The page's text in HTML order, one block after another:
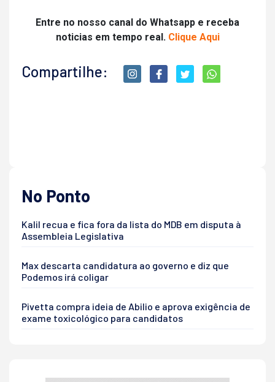
Entre no nosso canal do Whatsapp e receba
noticias em tempo real. Clique Aqui
Compartilhe:
No Ponto
Kalil recua e fica fora da lista do MDB em disputa à
Assembleia Legislativa
Max descarta candidatura ao governo e diz que
Podemos irá coligar
Pivetta compra ideia de Abilio e aprova exigência de
exame toxicológico para candidatos